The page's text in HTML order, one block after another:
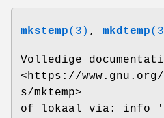
mkstemp(3) , mkdtemp
Volledige
<https://
s/mktemp>
of lokaal via: info